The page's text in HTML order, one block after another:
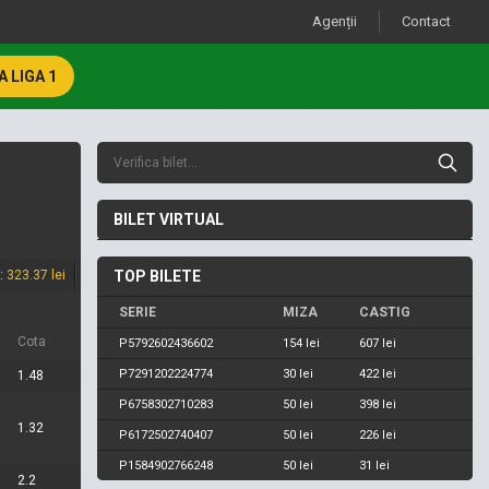
Agenții Contact
LIGA 1
323.37 lei
Cota
1.48
1.32
2.2
BILET VIRTUAL
TOP BILETE
SERIE MIZA CASTIG
P5792602436602 154 lei 607 lei
P7291202224774 30 lei 422 lei
P6758302710283 50 lei 398 lei
P6172502740407 50 lei 226 lei
P1584902766248 50 lei 31 lei